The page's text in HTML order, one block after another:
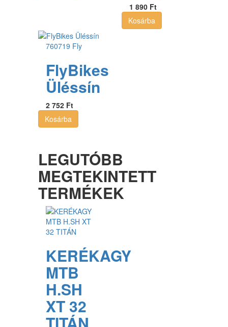
1 890 Ft
Kosárba
760719 Fly
FlyBikes
Üléssín
2 752 Ft
Kosárba
LEGUTÓBB
MEGTEKINTETT
TERMÉKEK
KERÉKAGY
MTB
H.SH
XT 32
TITÁN